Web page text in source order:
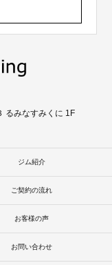
るみなすみくに 1F
ジム紹介
ご契約の流れ
お客様の声
お問い合わせ